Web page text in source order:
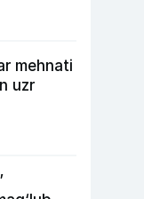
mehnati
uzr